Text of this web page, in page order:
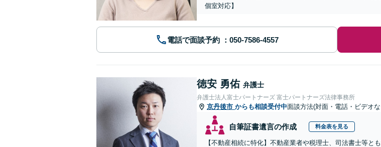
個室対応】
電話で面談予約
徳安 勇佑 弁護士
弁護士法人富士パートナーズ 富士パートナーズ法律事務所
京丹後市 からも相談受付中面談方法(対面・電話・ビデオ
自筆証書遺言の作成 料金表を見る
【不動産相続に特化】不動産業者や税理士、司法書士等